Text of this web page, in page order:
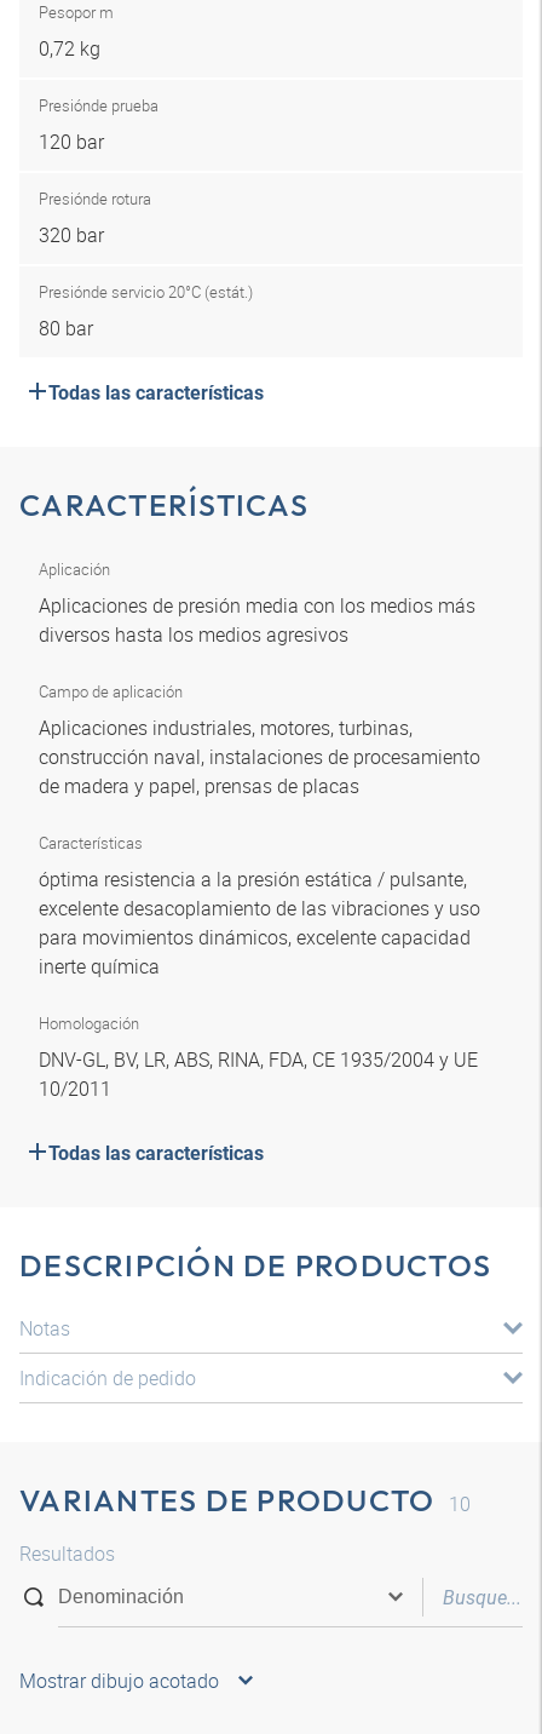
Pesopor m
0,72 kg
Presiónde prueba
120 bar
Presiónde rotura
320 bar
Presiónde servicio 20°C (estát.)
80 bar
Todas las características
CARACTERÍSTICAS
Aplicación
Aplicaciones de presión media con los medios más
diversos hasta los medios agresivos
Campo de aplicación
Aplicaciones industriales, motores, turbinas,
construcción naval, instalaciones de procesamiento
de madera y papel, prensas de placas
Características
óptima resistencia a la presión estática / pulsante,
excelente desacoplamiento de las vibraciones y uso
para movimientos dinámicos, excelente capacidad
inerte química
Homologación
DNV-GL, BV, LR, ABS, RINA, FDA, CE 1935/2004 y UE
10/2011
Todas las características
DESCRIPCIÓN DE PRODUCTOS
Notas
Indicación de pedido
VARIANTES DE PRODUCTO
10
Resultados
Mostrar dibujo acotado